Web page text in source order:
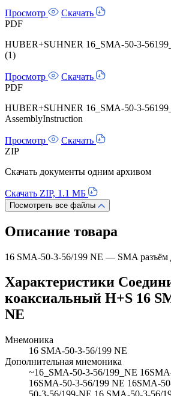
Просмотр
Скачать
PDF
HUBER+SUHNER 16_SMA-50-3-
(1)
Просмотр
Скачать
PDF
HUBER+SUHNER 16_SMA-50-3-
AssemblyInstruction
Просмотр
Скачать
ZIP
Скачать документы одним архивом
Скачать ZIP, 1.1 МБ
Посмотреть все файлы
Описание товара
16 SMA-50-3-56/199 NE — SMA разъём
Характеристики
коаксиальный H+S 16
NE
Мнемоника
16 SMA-50-3-56/199 NE
Дополнительная мнемоника
~16_SMA-50-3-56/199_NE
16SMA-50-3-56/199 NE 16SMA-